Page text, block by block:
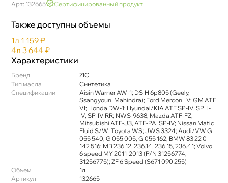
Арт: 132665 Сертифицированный продукт
Также доступны объемы
1л 1 159 ₽
4л 3 644 ₽
Характеристики
Бренд
ZIC
Тип масла
Синтетика
Спецификации
Aisin Warner AW-1; DSIH 6p805 (Geely,
Ssangyoun, Mahindra); Ford Mercon LV; GM ATF
VI; Honda DW-1; Hyundai/KIA ATF SP-IV, SPH-
IV, SP-IV RR; NWS-9638; Mazda ATF-FZ;
Mitsubishi ATF-J3, ATF-PA, SP-IV; Nissan Matic
Fluid S/W; Toyota WS; JWS 3324; Audi/VW G
055 540, G 055 005, G 055 162; BMW 83 22 0
142 516; MB 236.12, 236.14, 236.15, 236.41; Volvo
6 speed MY 2011-2013 (P/N 31256774,
31256775); ZF 6 Speed (S671 090 255)
Объем
1л
Артикул
132665